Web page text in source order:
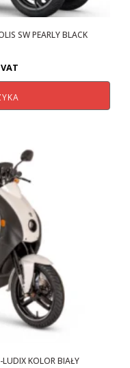
SW PEARLY BLACK
LUDIX KOLOR BIAŁY